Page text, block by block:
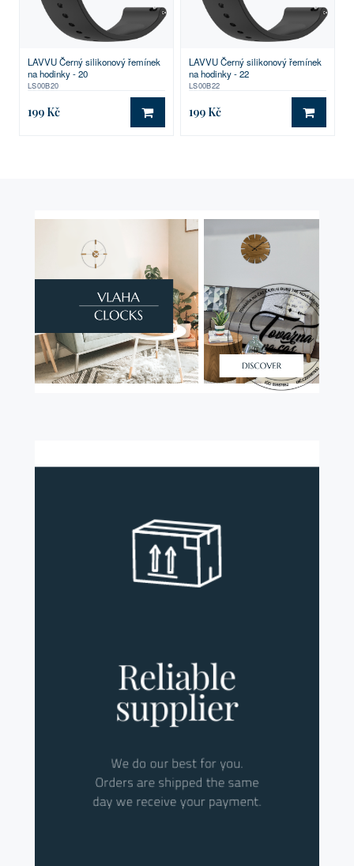
LAVVU Černý silikonový řemínek
na hodinky - 20
LS00B20
199 Kč DO KOŠÍKU
LAVVU Černý silikonový řemínek
na hodinky - 22
LS00B22
199 Kč DO